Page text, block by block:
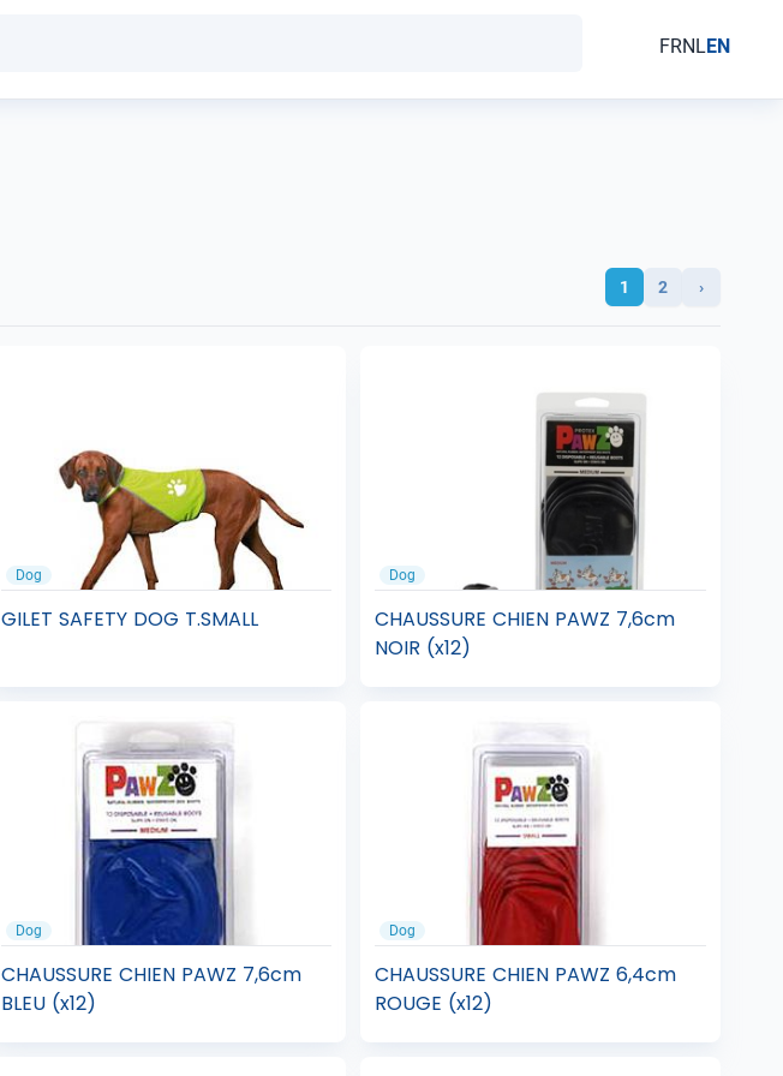
FRNLEN
1 2 ›
Dog
GILET SAFETY DOG T.SMALL
Dog
CHAUSSURE CHIEN PAWZ 7,6cm
NOIR (x12)
Dog
CHAUSSURE CHIEN PAWZ 7,6cm
BLEU (x12)
Dog
CHAUSSURE CHIEN PAWZ 6,4cm
ROUGE (x12)